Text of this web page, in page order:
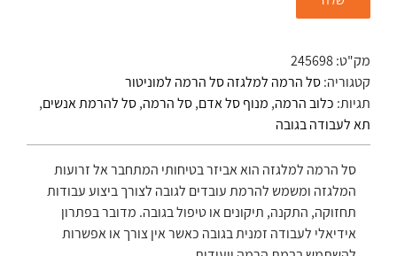
מק"ט:245698
קטגוריה:סל הרמה למלגזה סל הרמה למוניטור
תגיות: כלוב הרמה, מנוף סל אדם,סל הרמה,סל להרמת אנשים,
תא לעבודה בגובה
סל הרמה למלגזה הוא אביזר בטיחותי המתחבר אל זרועות
המלגזה ומשמש להרמת עובדים לגובה לצורך ביצוע עבודות
תחזוקה, התקנה, תיקונים או טיפול בגובה. מדובר בפתרון
אידיאלי לעבודה זמנית בגובה כאשר אין צורך או אפשרות